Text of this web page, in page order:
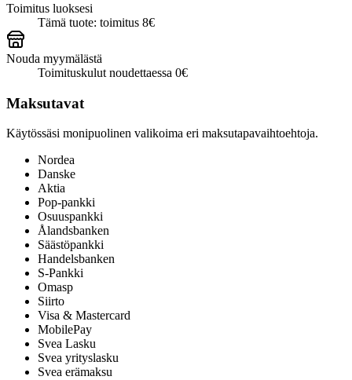
Toimitus luoksesi
Tämä tuote: toimitus 8€
Nouda myymälästä
Toimituskulut noudettaessa 0€
Maksutavat
Käytössäsi monipuolinen valikoima eri maksutapavaihtoehtoja.
Nordea
Danske
Aktia
Pop-pankki
Osuuspankki
Ålandsbanken
Säästöpankki
Handelsbanken
S-Pankki
Omasp
Siirto
Visa & Mastercard
MobilePay
Svea Lasku
Svea yrityslasku
Svea erämaksu